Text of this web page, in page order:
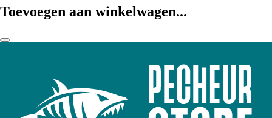
Toevoegen aan winkelwagen...